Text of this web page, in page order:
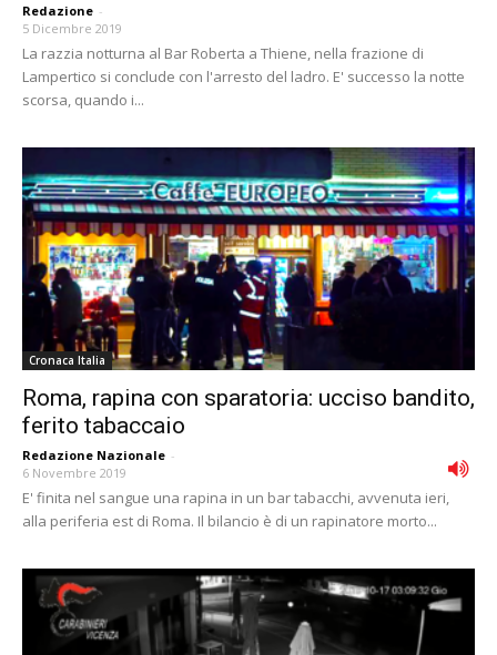
Redazione -
5 Dicembre 2019
La razzia notturna al Bar Roberta a Thiene, nella frazione di
Lampertico si conclude con l'arresto del ladro. E' successo la notte
scorsa, quando i...
Cronaca Italia
Roma, rapina con sparatoria: ucciso bandito,
ferito tabaccaio
Redazione Nazionale -
6 Novembre 2019
E' finita nel sangue una rapina in un bar tabacchi, avvenuta ieri,
alla periferia est di Roma. Il bilancio è di un rapinatore morto...